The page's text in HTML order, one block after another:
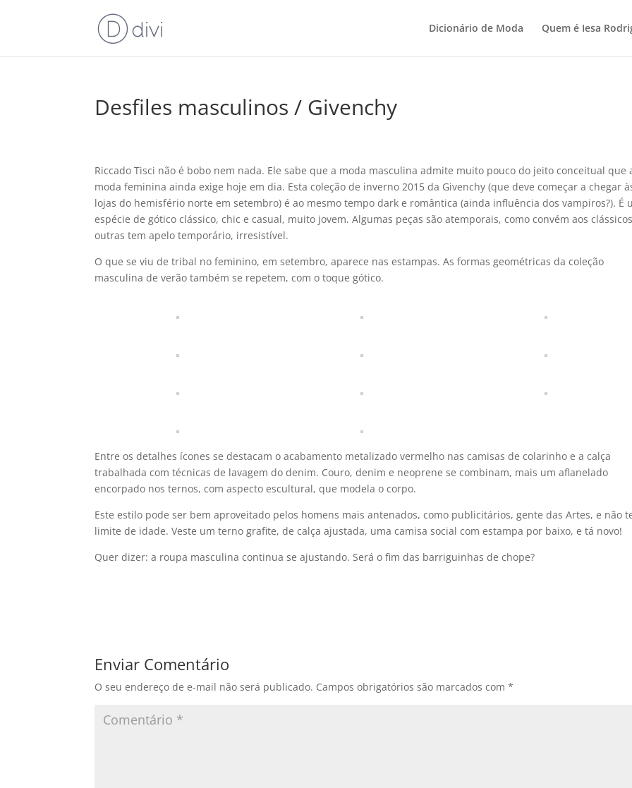
Dicionário de Moda Quem é Iesa
Desfiles masculinos / Givenchy
Riccado Tisci não é bobo nem nada. Ele sabe que a moda masculina admite muito pouco do jeito conceitual que
moda feminina ainda exige hoje em dia. Esta coleção de inverno 2015 da Givenchy (que deve começar a chegar
lojas do hemisfério norte em setembro) é ao mesmo tempo dark e romântica (ainda influência dos vampiros?). É
espécie de gótico clássico, chic e casual, muito jovem. Algumas peças são atemporais, como convém aos
outras tem apelo temporário, irresistí­vel.
O que se viu de tribal no feminino, em setembro, aparece nas estampas. As formas geométricas da coleção
masculina de verão também se repetem, com o toque gótico.
Entre os detalhes í­cones se destacam o acabamento metalizado vermelho nas camisas de colarinho e a calça
trabalhada com técnicas de lavagem do denim. Couro, denim e neoprene se combinam, mais um aflanelado
encorpado nos ternos, com aspecto escultural, que modela o corpo.
Este estilo pode ser bem aproveitado pelos homens mais antenados, como publicitários, gente das Artes, e não
limite de idade. Veste um terno grafite, de calça ajustada, uma camisa social com estampa por baixo, e tá novo!
Quer dizer: a roupa masculina continua se ajustando. Será o fim das barriguinhas de chope?
Enviar Comentário
O seu endereço de e-mail não será publicado. Campos obrigatórios são marcados com*